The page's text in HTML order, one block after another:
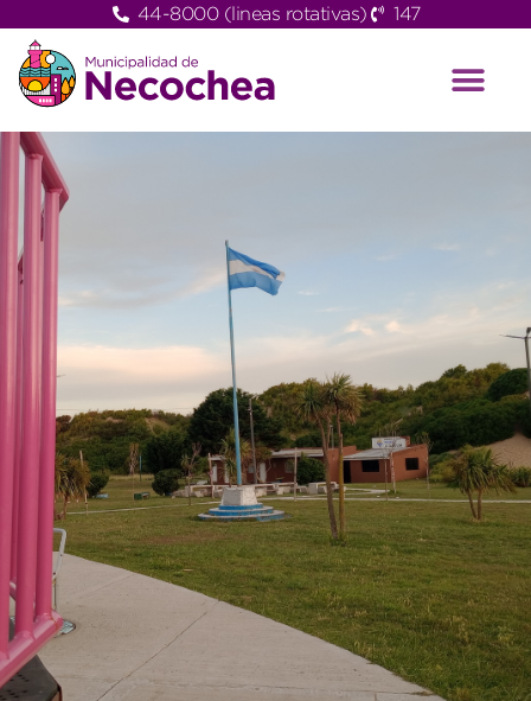
44-8000 (lineas rotativas) 147